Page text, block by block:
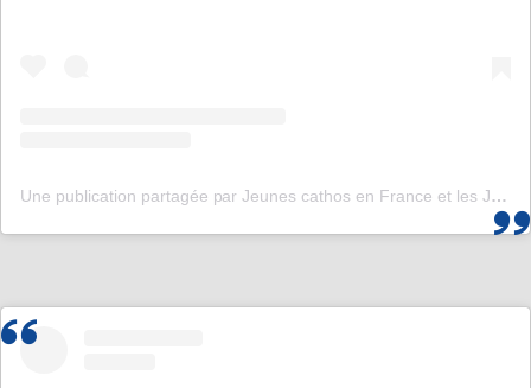
Une publication partagée par Jeunes cathos en France et les JMJ de Corée 2027 (@jeunescathos_fr)